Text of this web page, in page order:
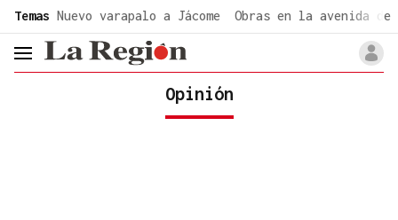
Temas Nuevo varapalo a Jácome Obras en la avenida de
header.menu.open
Opinión